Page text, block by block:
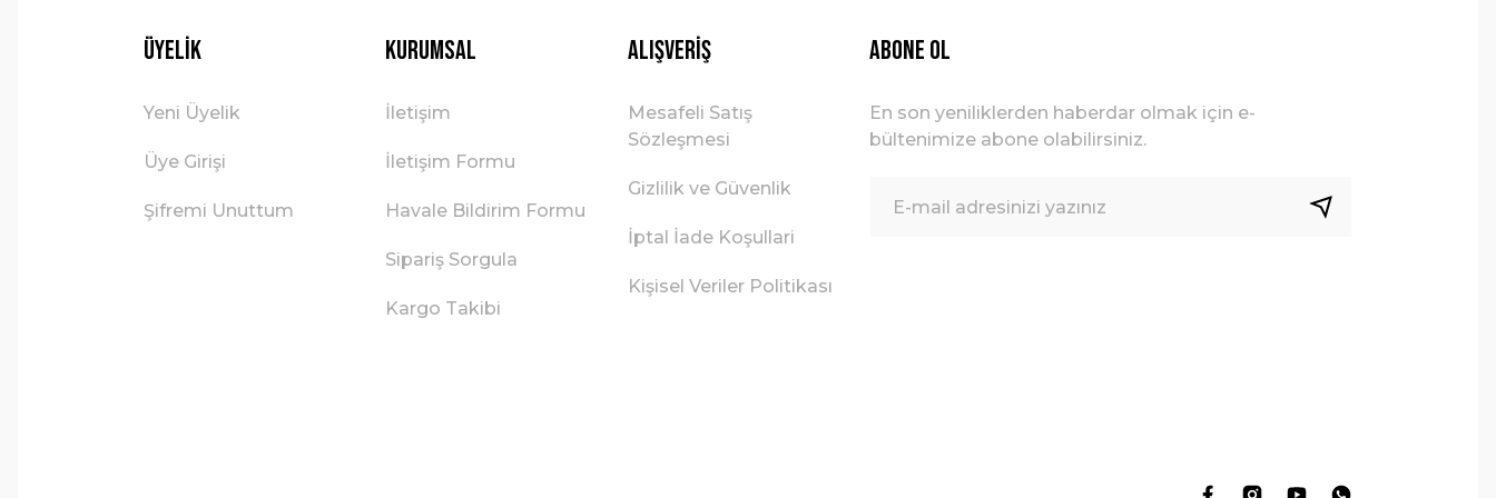
Üyelik
Yeni Üyelik
Üye Girişi
Şifremi Unuttum
Kurumsal
İletişim
İletişim Formu
Havale Bildirim Formu
Sipariş Sorgula
Kargo Takibi
Alışveriş
Mesafeli Satış
Sözleşmesi
Gizlilik ve Güvenlik
İptal İade Koşullari
Kişisel Veriler Politikası
ABONE OL
En son yeniliklerden haberdar olmak için e-
bültenimize abone olabilirsiniz.